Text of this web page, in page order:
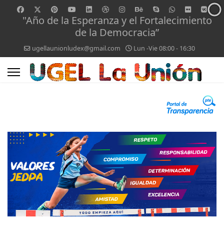
"Año de la Esperanza y el Fortalecimiento
de la Democracia”
ugellaunionludex@gmail.com Lun -Vie 08:00 - 16:30